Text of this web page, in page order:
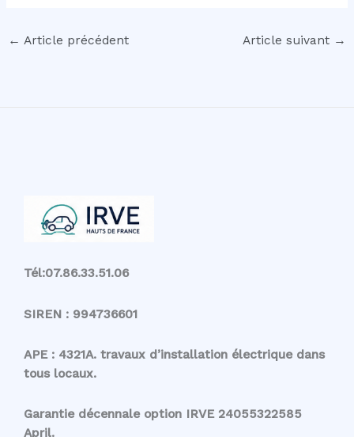
← Article précédent Article suivant →
Tél:07.86.33.51.06
SIREN : 994736601
APE : 4321A. travaux d’installation électrique dans
tous locaux.
Garantie décennale option IRVE 24055322585
April.